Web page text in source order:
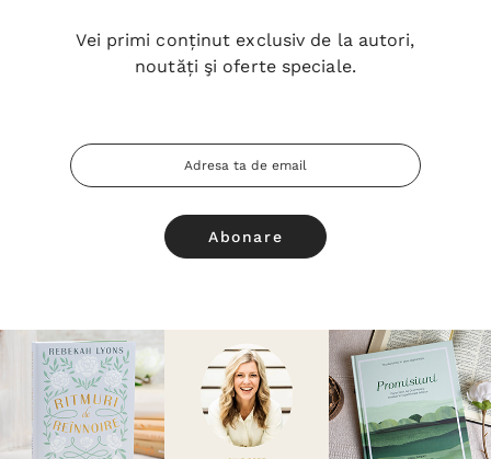
Vei primi conținut exclusiv de la autori,
noutăți şi oferte speciale.
Adresa
Email